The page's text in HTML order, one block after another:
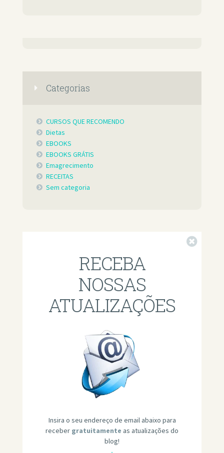
Categorias
CURSOS QUE RECOMENDO
Dietas
EBOOKS
EBOOKS GRÁTIS
Emagrecimento
RECEITAS
Sem categoria
RECEBA
NOSSAS
ATUALIZAÇÕES
Insira o seu endereço de email abaixo para
receber gratuitamente as atualizações do
blog!